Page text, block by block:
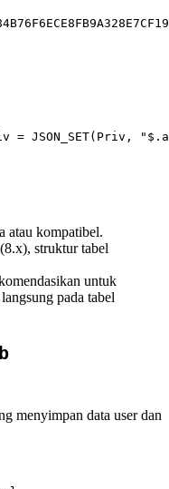
= JSON_SET( Priv ,
atau kompatibel.
struktur tabel
untuk
pada tabel
menyimpan data user dan